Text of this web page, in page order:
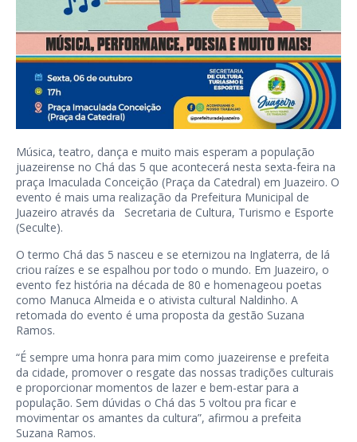
Música, teatro, dança e muito mais esperam a população
juazeirense no Chá das 5 que acontecerá nesta sexta-feira na
praça Imaculada Conceição (Praça da Catedral) em Juazeiro. O
evento é mais uma realização da Prefeitura Municipal de
Juazeiro através da Secretaria de Cultura, Turismo e Esporte
(Seculte).
O termo Chá das 5 nasceu e se eternizou na Inglaterra, de lá
criou raízes e se espalhou por todo o mundo. Em Juazeiro, o
evento fez história na década de 80 e homenageou poetas
como Manuca Almeida e o ativista cultural Naldinho. A
retomada do evento é uma proposta da gestão Suzana
Ramos.
“É sempre uma honra para mim como juazeirense e prefeita
da cidade, promover o resgate das nossas tradições culturais
e proporcionar momentos de lazer e bem-estar para a
população. Sem dúvidas o Chá das 5 voltou pra ficar e
movimentar os amantes da cultura”, afirmou a prefeita
Suzana Ramos.